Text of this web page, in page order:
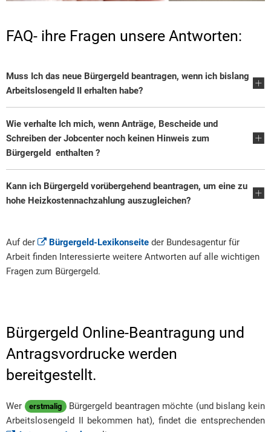
FAQ- ihre Fragen unsere Antworten:
Muss Ich das neue Bürgergeld beantragen, wenn ich bislang
Arbeitslosengeld II erhalten habe?
Wie verhalte Ich mich, wenn Anträge, Bescheide und
Schreiben der Jobcenter noch keinen Hinweis zum
Bürgergeld enthalten ?
Kann ich Bürgergeld vorübergehend beantragen, um eine zu
hohe Heizkostennachzahlung auszugleichen?
Auf der Bürgergeld-Lexikonseite der Bundesagentur für
Arbeit finden Interessierte weitere Antworten auf alle wichtigen
Fragen zum Bürgergeld.
Bürgergeld Online-Beantragung und
Antragsvordrucke werden
bereitgestellt.
Wer erstmalig
Bürgergeld beantragen möchte (und bislang kein
Arbeitslosengeld II bekommen hat), findet die entsprechenden